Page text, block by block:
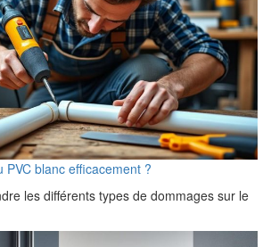
blanc efficacement ?
les différents types de dommages sur le